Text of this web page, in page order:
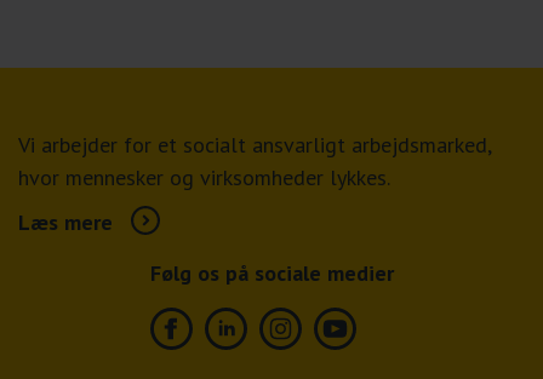
Vi arbejder for et socialt ansvarligt arbejdsmarked,
hvor mennesker og virksomheder lykkes.
Læs mere
Følg os på sociale medier